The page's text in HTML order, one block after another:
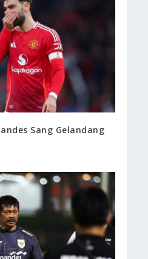
Sang Gelandang